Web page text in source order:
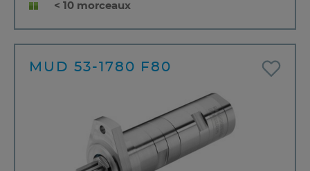
< 10 morceaux
MUD 53-1780 F80